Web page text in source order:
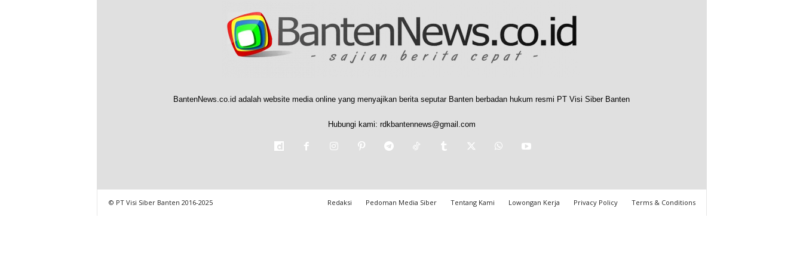
BantenNews.co.id adalah website media online yang menyajikan berita seputar Banten berbadan hukum resmi PT Visi Siber Banten
Hubungi kami: rdkbantennews@gmail.com
Redaksi Pedoman Media Siber Tentang Kami Lowongan Kerja Privacy Policy Terms & Conditions
© PT Visi Siber Banten 2016-2025